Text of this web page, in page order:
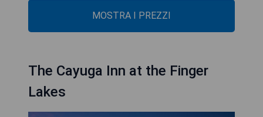
MOSTRA I PREZZI
The Cayuga Inn at the Finger
Lakes